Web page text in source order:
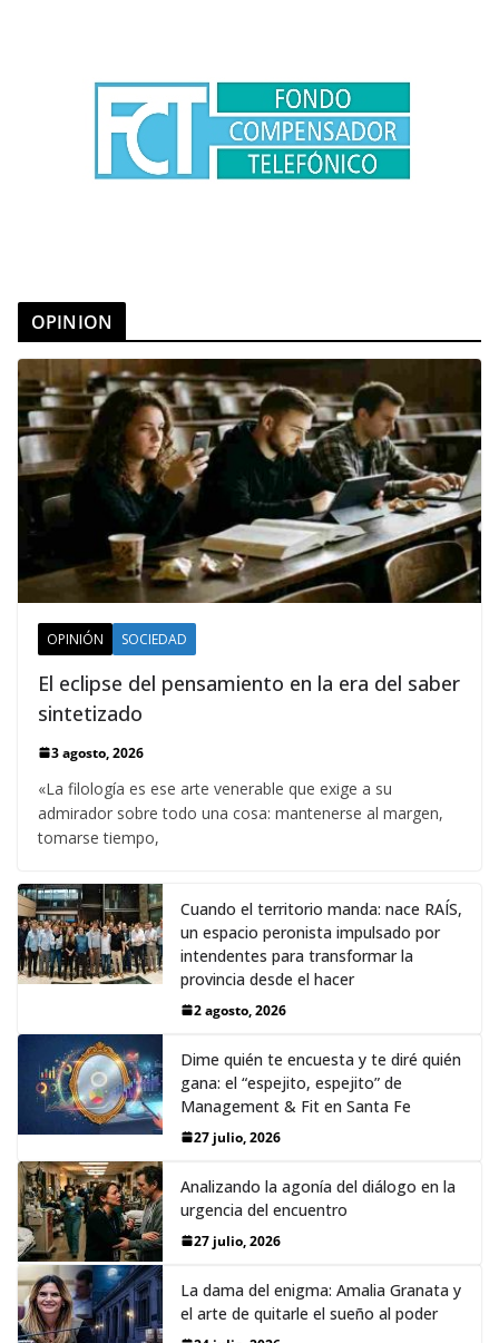
OPINION
OPINIÓN SOCIEDAD
El eclipse del pensamiento en la era del saber
sintetizado
3 agosto, 2026
«La filología es ese arte venerable que exige a su
admirador sobre todo una cosa: mantenerse al margen,
tomarse tiempo,
Cuando el territorio manda: nace RAÍS,
un espacio peronista impulsado por
intendentes para transformar la
provincia desde el hacer
2 agosto, 2026
Dime quién te encuesta y te diré quién
gana: el “espejito, espejito” de
Management & Fit en Santa Fe
27 julio, 2026
Analizando la agonía del diálogo en la
urgencia del encuentro
27 julio, 2026
La dama del enigma: Amalia Granata y
el arte de quitarle el sueño al poder